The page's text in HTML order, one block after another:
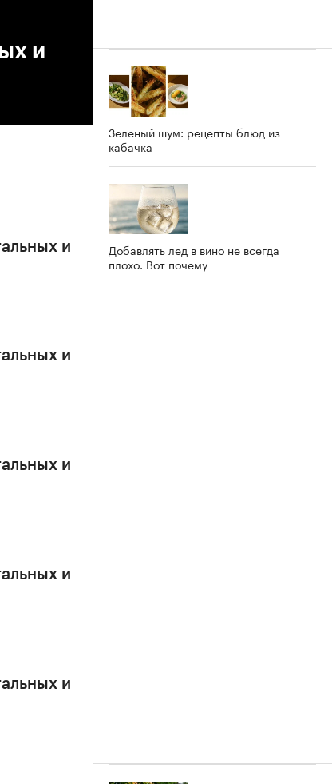
и
и
и
и
и
и
Зеленый шум: рецепты блюд из
кабачка
Добавлять лед в вино не всегда
плохо. Вот почему